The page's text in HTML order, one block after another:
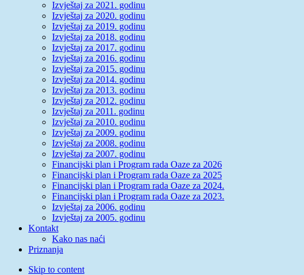
Izvještaj za 2021. godinu
Izvještaj za 2020. godinu
Izvještaj za 2019. godinu
Izvještaj za 2018. godinu
Izvještaj za 2017. godinu
Izvještaj za 2016. godinu
Izvještaj za 2015. godinu
Izvještaj za 2014. godinu
Izvještaj za 2013. godinu
Izvještaj za 2012. godinu
Izvještaj za 2011. godinu
Izvještaj za 2010. godinu
Izvještaj za 2009. godinu
Izvještaj za 2008. godinu
Izvještaj za 2007. godinu
Financijski plan i Program rada Oaze za 2026
Financijski plan i Program rada Oaze za 2025
Financijski plan i Program rada Oaze za 2024.
Financijski plan i Program rada Oaze za 2023.
Izvještaj za 2006. godinu
Izvještaj za 2005. godinu
Kontakt
Kako nas naći
Priznanja
Skip to content